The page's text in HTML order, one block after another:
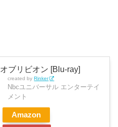
オブリビオン [Blu-ray]
created byRinker
Nbcユニバーサル エンターテイ
メント
Amazon